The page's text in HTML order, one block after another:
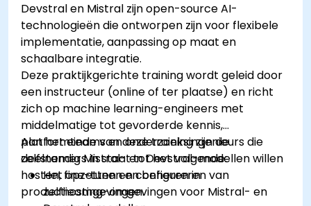
Devstral en Mistral zijn open-source AI-
technologieën die ontworpen zijn voor flexibele
implementatie, aanpassing op maat en
schaalbare integratie.
Deze praktijkgerichte training wordt geleid door
een instructeur (online of ter plaatse) en richt
zich op machine learning-engineers met
middelmatige tot gevorderde kennis,
platformteams en onderzoeksingenieurs die
zelfstandig Mistral- en Devstral-modellen willen
hosten, fine-tunen en beheren in
productieomgevingen.
Aan het einde van deze training zijn de
deelnemers in staat tot het volgende:
Het opzetten en configureren van
zelfhosting-omgevingen voor Mistral- en